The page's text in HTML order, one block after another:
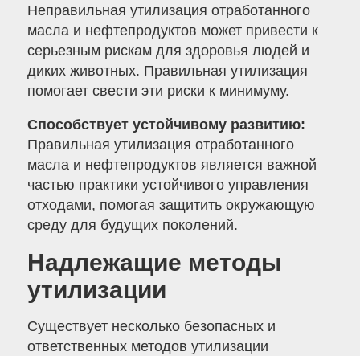
Неправильная утилизация отработанного
масла и нефтепродуктов может привести к
серьезным рискам для здоровья людей и
диких животных. Правильная утилизация
помогает свести эти риски к минимуму.
Способствует устойчивому развитию:
Правильная утилизация отработанного
масла и нефтепродуктов является важной
частью практики устойчивого управления
отходами, помогая защитить окружающую
среду для будущих поколений.
Надлежащие методы
утилизации
Существует несколько безопасных и
ответственных методов утилизации